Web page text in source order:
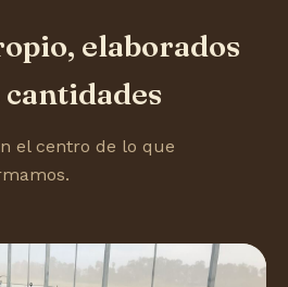
elaborados
cantidades
el centro de lo que